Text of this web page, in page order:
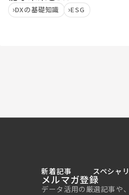
DXの基礎知識 ESG
新着記事 スペシャ
メルマガ登録
データ活用の厳選記事や